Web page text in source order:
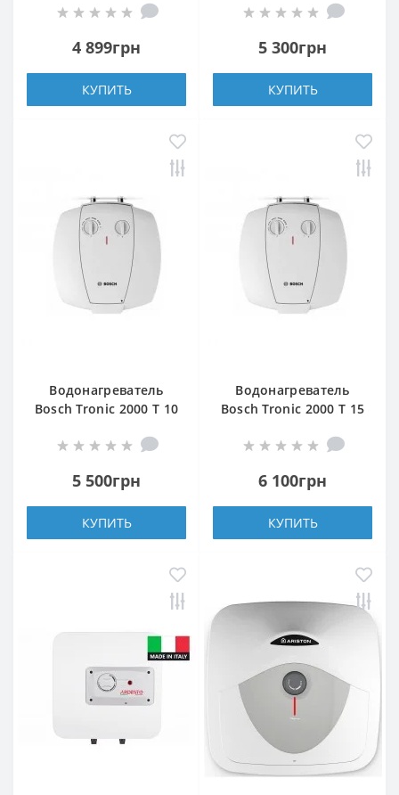
4 899грн
КУПИТЬ
5 300грн
КУПИТЬ
Водонагреватель
Bosch Tronic 2000 T 10
5 500грн
КУПИТЬ
Водонагреватель
Bosch Tronic 2000 T 15
6 100грн
КУПИТЬ